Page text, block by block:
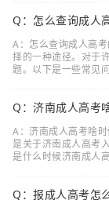
Q：怎么查询成人
A：怎么查询成人高
择的一种途径。对于
题。以下是一些常见
Q：济南成人高考
A：济南成人高考啥
是关于济南成人高考
是什么时候济南成人
Q：报成人高考怎